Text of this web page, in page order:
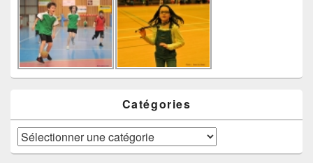
Catégories
Catégories